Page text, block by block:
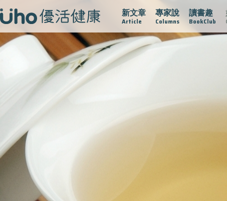
新文章
Article
專家說
Columns
讀書趣
BookClub
疫情保衛戰 再生醫學 愛的未來視 認識攝護腺肥大